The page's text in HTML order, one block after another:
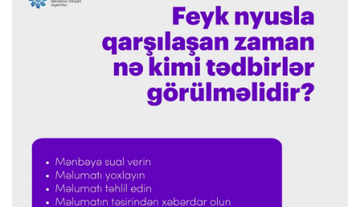
Neapolda Maradonanın adını daşıyan yeni
stadion tikiləcək
"Reyncers" uduzdu, ÇSKA-dan inamlı qələbə
Transfer 23:18 06.08.2026